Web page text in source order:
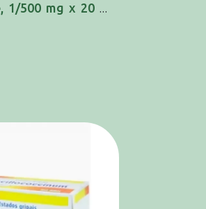
Cêgripe, 1/500 mg x 20 comp